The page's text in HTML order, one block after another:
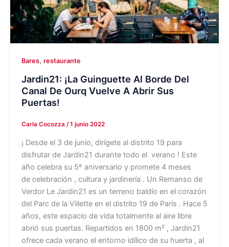
Bares, restaurante
Jardin21: ¡La Guinguette Al Borde Del
Canal De Ourq Vuelve A Abrir Sus
Puertas!
Carla Cocozza /1 junio 2022
¡ Desde el 3 de junio, dirígete al distrito 19 para
disfrutar de Jardin21 durante todo el verano ! Este
año celebra su 5º aniversario y promete 4 meses
de celebración , cultura y jardinería . Un Remanso de
Verdor Le Jardin21 es un terreno baldío en el corazón
del Parc de la Villette en el distrito 19 de París . Hace 5
años, este espacio de vida totalmente al aire libre
abrió sus puertas. Repartidos en 1800 m² , Jardin21
ofrece cada verano el entorno idílico de su huerta , al